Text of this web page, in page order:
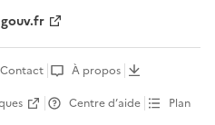
Contact
À propos
Centre d’aide
Plan